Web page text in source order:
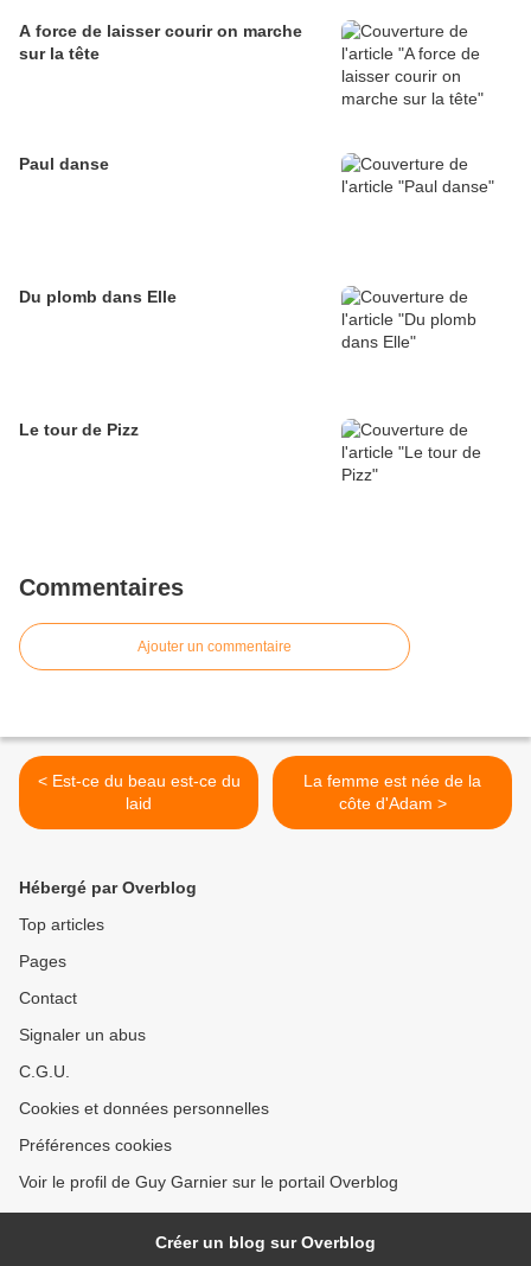
A force de laisser courir on marche
sur la tête
Paul danse
Du plomb dans Elle
Le tour de Pizz
Commentaires
Ajouter un commentaire
< Est-ce du beau est-ce du
laid
La femme est née de la
côte d'Adam >
Hébergé par Overblog
Top articles
Pages
Contact
Signaler un abus
C.G.U.
Cookies et données personnelles
Préférences cookies
Voir le profil de Guy Garnier sur le portail Overblog
Créer un blog sur Overblog